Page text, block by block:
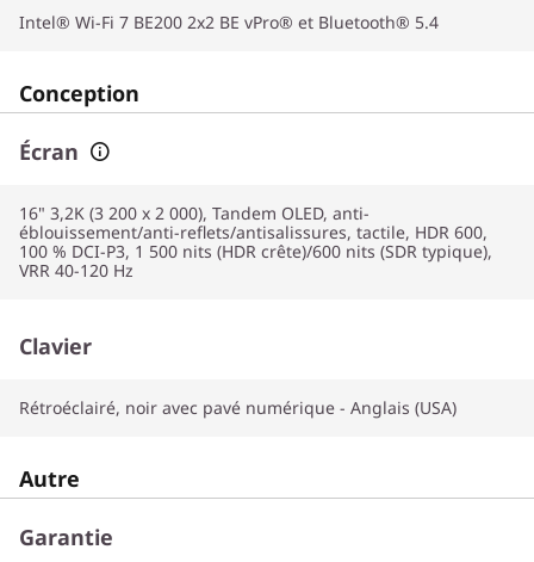
Intel® Wi-Fi 7 BE200 2x2 BE vPro® et Bluetooth® 5.4
Conception
Écran
16" 3,2K (3 200 x 2 000), Tandem OLED, anti-
éblouissement/anti-reflets/antisalissures, tactile, HDR 600,
100 % DCI-P3, 1 500 nits (HDR crête)/600 nits (SDR typique),
VRR 40-120 Hz
Clavier
Rétroéclairé, noir avec pavé numérique - Anglais (USA)
Autre
Garantie